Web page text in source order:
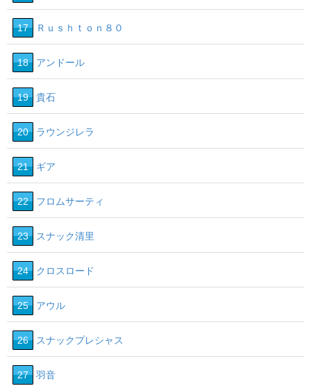
17 Ｒｕｓｈｔｏｎ８０
18 アンドール
19 貴石
20 ラウンジレラ
21 ギア
22 フロムサーティ
23 スナック清里
24 クロスロード
25 アウル
26 スナックプレシャス
27 羽音